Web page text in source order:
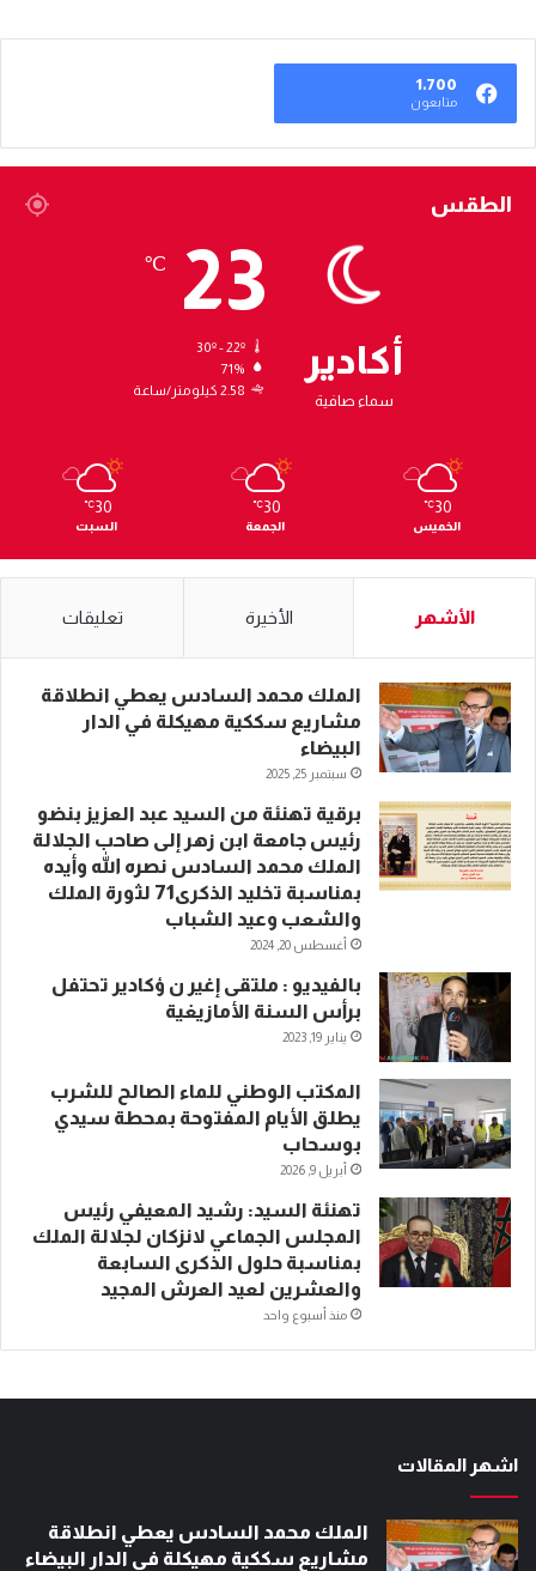
1٬700
متابعون
الطقس
أكادير
سماء صافية
23
℃
71%
2.58 كيلومتر/ساعة
30
℃
الخميس
30
℃
الجمعة
30
℃
السبت
الأشهر الأخيرة تعليقات
الملك محمد السادس يعطي انطلاقة
مشاريع سككية مهيكلة في الدار
البيضاء
سبتمبر 25, 2025
برقية تهنئة من السيد عبد العزيز بنضو
رئيس جامعة ابن زهر إلى صاحب الجلالة
الملك محمد السادس نصره الله وأيده
بمناسبة تخليد الذكرى71 لثورة الملك
والشعب وعيد الشباب
أغسطس 20, 2024
بالفيديو : ملتقى إغير ن ؤكادير تحتفل
برأس السنة الأمازيغية
يناير 19, 2023
المكتب الوطني للماء الصالح للشرب
يطلق الأيام المفتوحة بمحطة سيدي
بوسحاب
أبريل 9, 2026
تهنئة السيد: رشيد المعيفي رئيس
المجلس الجماعي لانزكان لجلالة الملك
بمناسبة حلول الذكرى السابعة
والعشرين لعيد العرش المجيد
منذ أسبوع واحد
اشهر المقالات
الملك محمد السادس يعطي انطلاقة
مشاريع سككية مهيكلة في الدار البيضاء